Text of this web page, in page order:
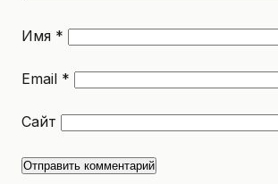
Имя *
Email *
Сайт